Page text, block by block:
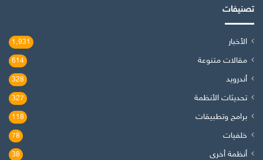
تصنيفات
الأخبار 1٬931
مقالات متنوعة 614
أندرويد 328
تحديثات الأنظمة 327
برامج وتطبيقات 118
خلفيات 78
أنظمة أخرى 38